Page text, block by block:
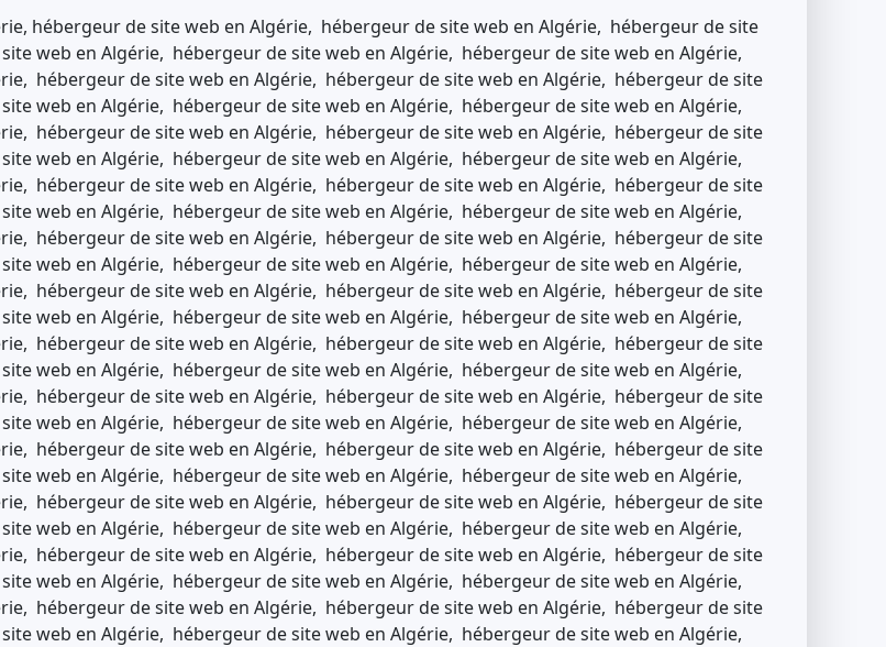
hébergeur de site web en Algérie, hébergeur de site web en Algérie, hébergeur de site
web en Algérie, hébergeur de site web en Algérie, hébergeur de site web en Algérie,
hébergeur de site web en Algérie, hébergeur de site web en Algérie, hébergeur de site
web en Algérie, hébergeur de site web en Algérie, hébergeur de site web en Algérie,
hébergeur de site web en Algérie, hébergeur de site web en Algérie, hébergeur de site
web en Algérie, hébergeur de site web en Algérie, hébergeur de site web en Algérie,
hébergeur de site web en Algérie, hébergeur de site web en Algérie, hébergeur de site
web en Algérie, hébergeur de site web en Algérie, hébergeur de site web en Algérie,
hébergeur de site web en Algérie, hébergeur de site web en Algérie, hébergeur de site
web en Algérie, hébergeur de site web en Algérie, hébergeur de site web en Algérie,
hébergeur de site web en Algérie, hébergeur de site web en Algérie, hébergeur de site
web en Algérie, hébergeur de site web en Algérie, hébergeur de site web en Algérie,
hébergeur de site web en Algérie, hébergeur de site web en Algérie, hébergeur de site
web en Algérie, hébergeur de site web en Algérie, hébergeur de site web en Algérie,
hébergeur de site web en Algérie, hébergeur de site web en Algérie, hébergeur de site
web en Algérie, hébergeur de site web en Algérie, hébergeur de site web en Algérie,
hébergeur de site web en Algérie, hébergeur de site web en Algérie, hébergeur de site
web en Algérie, hébergeur de site web en Algérie, hébergeur de site web en Algérie,
hébergeur de site web en Algérie, hébergeur de site web en Algérie, hébergeur de site
web en Algérie, hébergeur de site web en Algérie, hébergeur de site web en Algérie,
hébergeur de site web en Algérie, hébergeur de site web en Algérie, hébergeur de site
web en Algérie, hébergeur de site web en Algérie, hébergeur de site web en Algérie,
hébergeur de site web en Algérie, hébergeur de site web en Algérie, hébergeur de site
web en Algérie, hébergeur de site web en Algérie, hébergeur de site web en Algérie,